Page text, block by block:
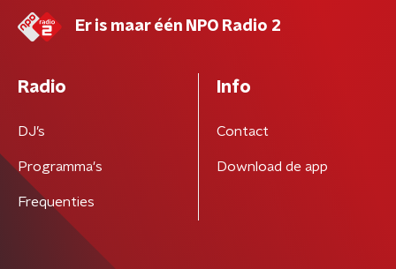
Er is maar één NPO Radio 2
Radio
DJ’s
Programma's
Frequenties
Info
Contact
Download de app